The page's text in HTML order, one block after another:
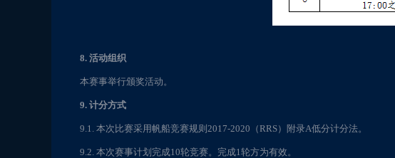
8. 活动组织
本赛事举行颁奖活动。
9. 计分方式
9.1. 本次比赛采用帆船竞赛规则2017-2020（RRS）附录A低分计分法。
9.2. 本次赛事计划完成10轮竞赛。完成1轮方为有效。